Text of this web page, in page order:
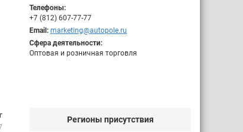
Телефоны:
+7 (812) 607-77-77
Email: marketing@autopole.ru
Сфера деятельности:
Оптовая и розничная торговля
Регионы присутствия